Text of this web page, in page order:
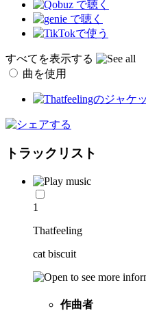
すべてを表示する
曲を使用
トラックリスト
1
Thatfeeling
cat biscuit
作曲者